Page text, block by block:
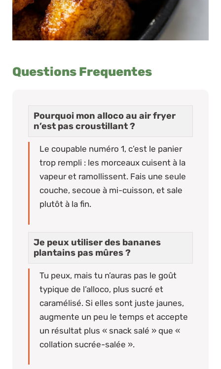
Questions Frequentes
Pourquoi mon alloco au air fryer
n’est pas croustillant ?
Le coupable numéro 1, c’est le panier
trop rempli : les morceaux cuisent à la
vapeur et ramollissent. Fais une seule
couche, secoue à mi-cuisson, et sale
plutôt à la fin.
Je peux utiliser des bananes
plantains pas mûres ?
Tu peux, mais tu n’auras pas le goût
typique de l’alloco, plus sucré et
caramélisé. Si elles sont juste jaunes,
augmente un peu le temps et accepte
un résultat plus « snack salé » que «
collation sucrée-salée ».